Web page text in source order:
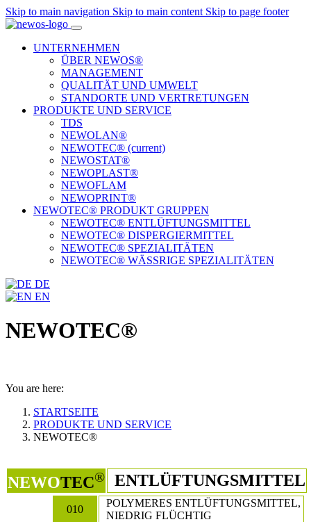
Skip to main navigation Skip to main content Skip to page footer
UNTERNEHMEN
ÜBER NEWOS®
MANAGEMENT
QUALITÄT UND UMWELT
STANDORTE UND VERTRETUNGEN
PRODUKTE UND SERVICE
TDS
NEWOLAN®
NEWOTEC® (current)
NEWOSTAT®
NEWOPLAST®
NEWOFLAM
NEWOPRINT®
NEWOTEC® PRODUKT GRUPPEN
NEWOTEC® ENTLÜFTUNGSMITTEL
NEWOTEC® DISPERGIERMITTEL
NEWOTEC® SPEZIALITÄTEN
NEWOTEC® WÄSSRIGE SPEZIALITÄTEN
DE
EN
NEWOTEC®
You are here:
STARTSEITE
PRODUKTE UND SERVICE
NEWOTEC®
NEWOTEC® ENTLÜFTUNGSMITTEL
010
POLYMERES ENTLÜFTUNGSMITTEL,
NIEDRIG FLÜCHTIG